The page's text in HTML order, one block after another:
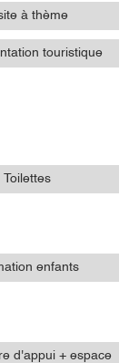
à thème
touristique
Toilettes
enfants
d'appui + espace